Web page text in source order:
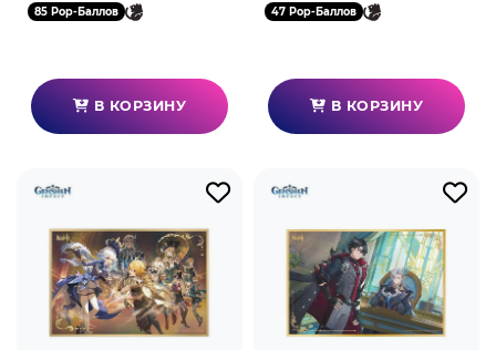
85 Pop-Баллов
В КОРЗИНУ
47 Pop-Баллов
В КОРЗИНУ